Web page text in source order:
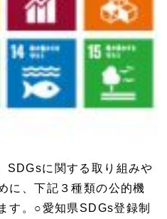
に関する取り組みや
に、下記３種類の公的機
す。○愛知県SDGs登録制